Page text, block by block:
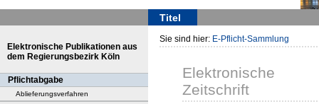
Titel
Elektronische Publikationen aus
dem Regierungsbezirk Köln
Pflichtabgabe
Ablieferungsverfahren
Sie sind hier: E-Pflicht-Sammlung
Elektronische
Zeitschrift